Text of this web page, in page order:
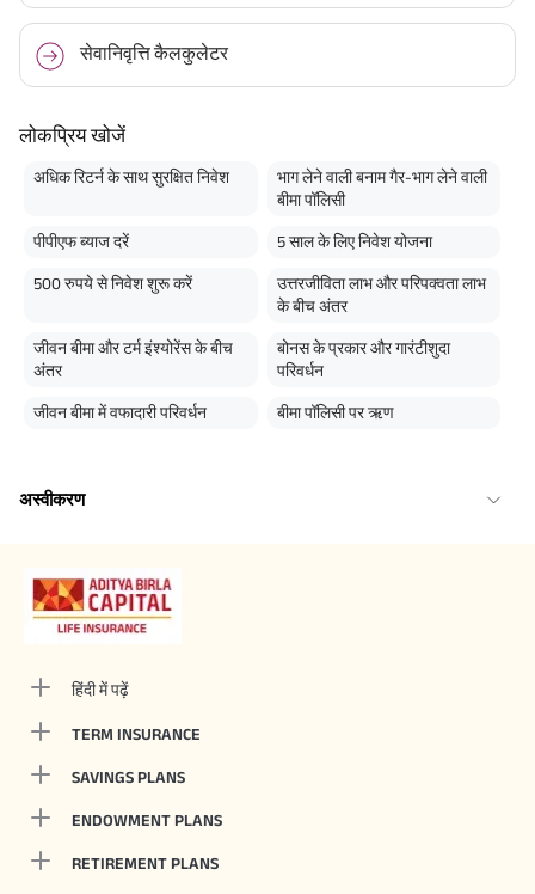
सेवानिवृत्ति कैलकुलेटर
लोकप्रिय खोजें
अधिक रिटर्न के साथ सुरक्षित निवेश
भाग लेने वाली बनाम गैर-भाग लेने वाली
बीमा पॉलिसी
पीपीएफ ब्याज दरें 5 साल के लिए निवेश योजना
500 रुपये से निवेश शुरू करें
उत्तरजीविता लाभ और परिपक्वता लाभ
के बीच अंतर
जीवन बीमा और टर्म इंश्योरेंस के बीच
अंतर
बोनस के प्रकार और गारंटीशुदा
परिवर्धन
जीवन बीमा में वफादारी परिवर्धन बीमा पॉलिसी पर ऋण
अस्वीकरण
हिंदी में पढ़ें
TERM INSURANCE
SAVINGS PLANS
ENDOWMENT PLANS
RETIREMENT PLANS